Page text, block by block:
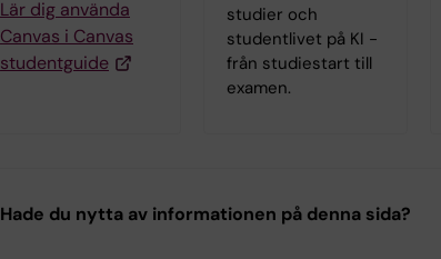
Lär dig använda
Canvas i Canvas
studentguide
studier och
studentlivet på KI -
från studiestart till
examen.
Hade du nytta av informationen på denna sida?